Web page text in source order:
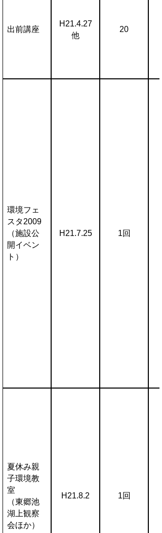
出前講座
H21.4.27
他
20
環境フェ
スタ2009
（施設公
開イベン
ト）
H21.7.25 1回
夏休み親
子環境教
室
（東郷池
湖上観察
会ほか）
H21.8.2 1回